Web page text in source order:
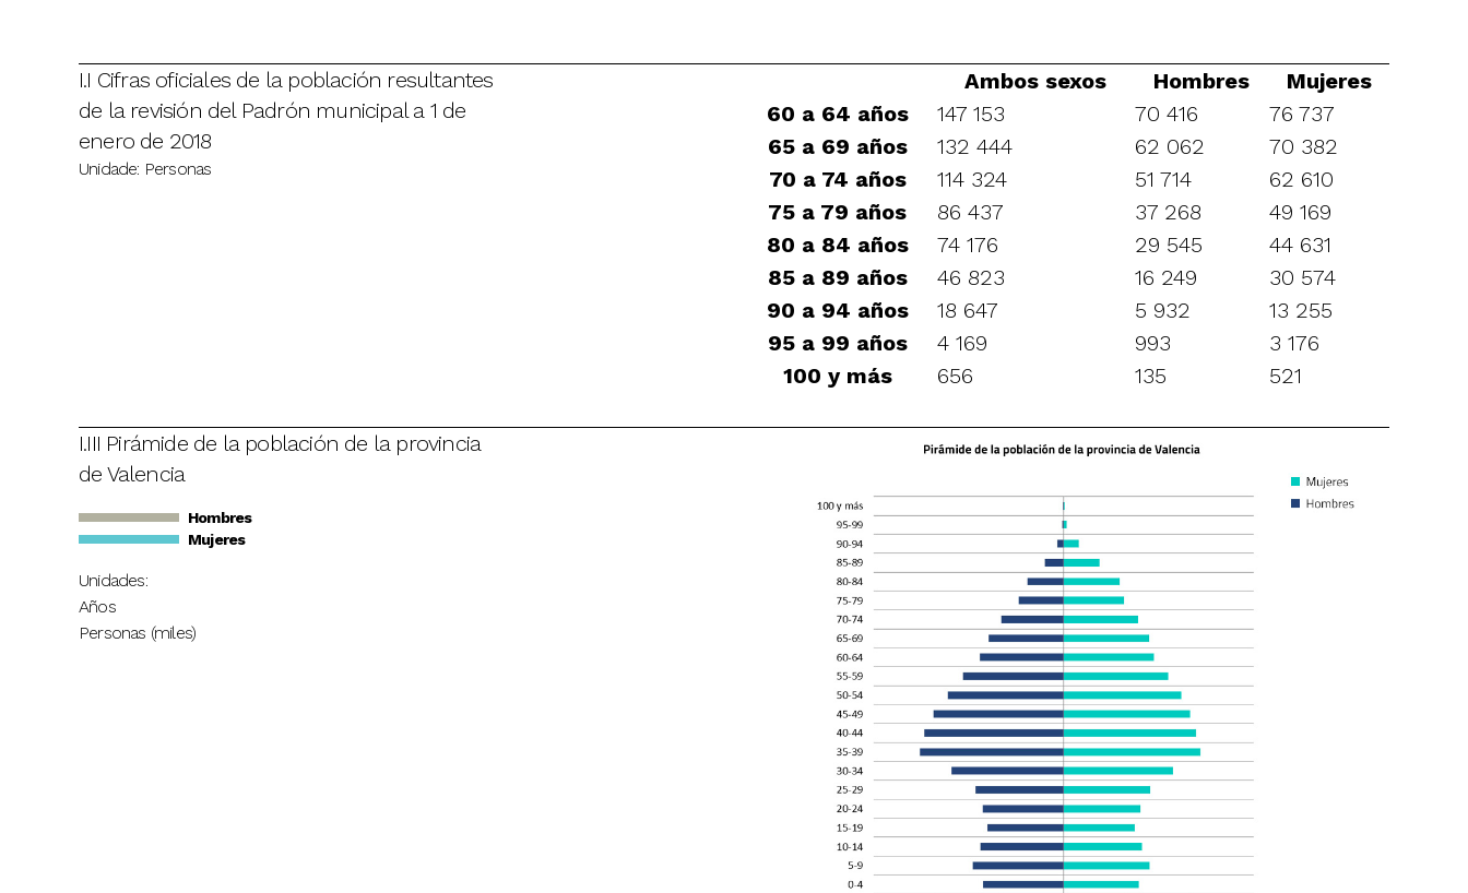
I.I Cifras oficiales de la población resultantes
de la revisión del Padrón municipal a 1 de
enero de 2018
Unidade: Personas
Ambos sexos Hombres
Mujeres
60 a 64 años
147 153 70 416
76 737
65 a 69 años
132 444 62 062
70 382
70 a 74 años
114 324 51 714
62 610
75 a 79 años
86 437 37 268
49 169
80 a 84 años
74 176 29 545
44 631
85 a 89 años
46 823 16 249
30 574
90 a 94 años
18 647 5 932
13 255
95 a 99 años
4 169 993
3 176
100 y más
656 135 521
I.III Pirámide de la población de la provincia
de Valencia
Hombres
Mujeres
Unidades:
Años
Personas (miles)